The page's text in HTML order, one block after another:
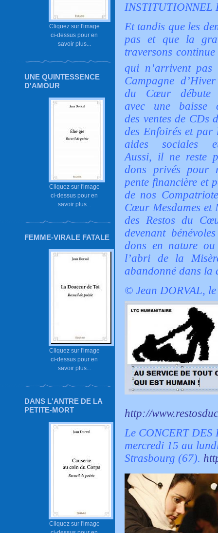
Cliquez sur l'image
ci-dessus pour en
savoir plus...
UNE QUINTESSENCE
D'AMOUR
Cliquez sur l'image
ci-dessus pour en
savoir plus...
FEMME-VIRALE FATALE
Cliquez sur l'image
ci-dessus pour en
savoir plus...
DANS L'ANTRE DE LA
PETITE-MORT
Cliquez sur l'image
INSTITUTIONNEL
Et tandis que les
pas et que la
traversons
qui n’arrivent pas
Campagne
du Cœur débute
avec une baisse
des ventes de CDs
des Enfoirés et par
aides sociales
Aussi, il ne reste
dons privés pour
pente financière et
de nos
Cœur Mesdames et
des Restos du
devenant
dons en nature
l’abri de la
abandonné dans la
© Jean DORVAL,
http://
Le CONCERT
mercredi 15 au
Strasbourg (67).